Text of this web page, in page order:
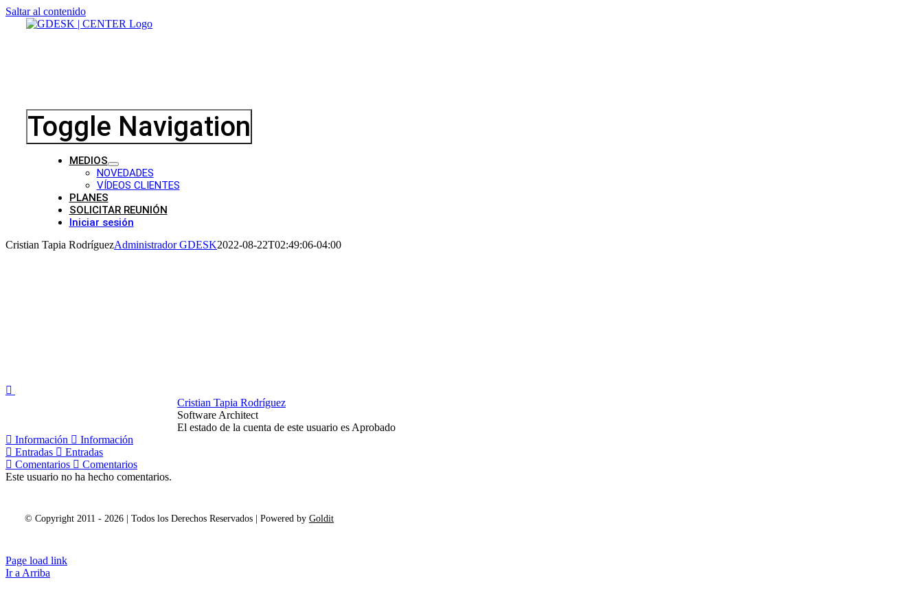
Saltar al contenido
Toggle Navigation
MEDIOS
NOVEDADES
VÍDEOS CLIENTES
PLANES
SOLICITAR REUNIÓN
Iniciar sesión
Cristian Tapia RodríguezAdministrador GDESK2022-08-22T02:49:06-04:00
Cristian Tapia Rodríguez
Software Architect
El estado de la cuenta de este usuario es Aprobado
Información
Información
Entradas
Entradas
Comentarios
Comentarios
Este usuario no ha hecho comentarios.
© Copyright 2011 - 2026 | Todos los Derechos Reservados | Powered by Goldit
Page load link
Ir a Arriba